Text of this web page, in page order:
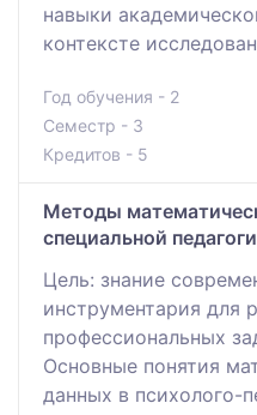
навыки
контексте
Год обучения - 2
Семестр - 3
Кредитов - 5
Методы
специальной
Цель: знание
инструментария для
профессиональных
Основные понятия
данных в психолого-